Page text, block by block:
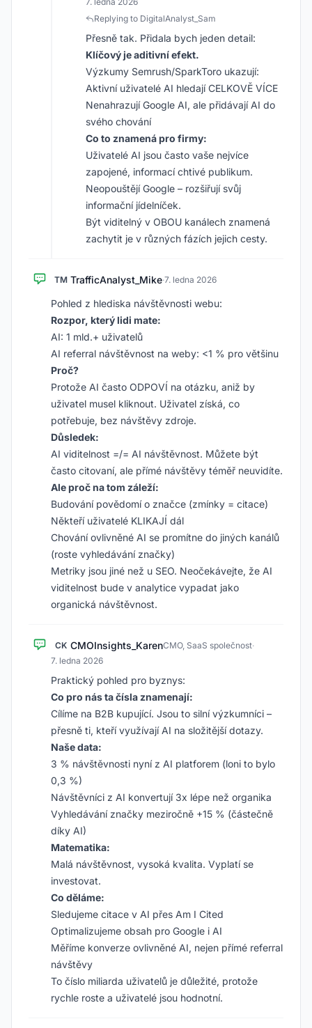
Replying to DigitalAnalyst_Sam
Přesně tak. Přidala bych jeden detail:
Klíčový je aditivní efekt.
Výzkumy Semrush/SparkToro ukazují:
Aktivní uživatelé AI hledají CELKOVĚ VÍCE
Nenahrazují Google AI, ale přidávají AI do
svého chování
Co to znamená pro firmy:
Uživatelé AI jsou často vaše nejvíce
zapojené, informací chtivé publikum.
Neopouštějí Google – rozšiřují svůj
informační jídelníček.
Být viditelný v OBOU kanálech znamená
zachytit je v různých fázích jejich cesty.
TM TrafficAnalyst_Mike·7. ledna 2026
Pohled z hlediska návštěvnosti webu:
Rozpor, který lidi mate:
AI: 1 mld.+ uživatelů
AI referral návštěvnost na weby: <1 % pro většinu
Proč?
Protože AI často ODPOVÍ na otázku, aniž by
uživatel musel kliknout. Uživatel získá, co
potřebuje, bez návštěvy zdroje.
Důsledek:
AI viditelnost =/= AI návštěvnost. Můžete být
často citovaní, ale přímé návštěvy téměř neuvidíte.
Ale proč na tom záleží:
Budování povědomí o značce (zmínky = citace)
Někteří uživatelé KLIKAJÍ dál
Chování ovlivněné AI se promítne do jiných kanálů
(roste vyhledávání značky)
Metriky jsou jiné než u SEO. Neočekávejte, že AI
viditelnost bude v analytice vypadat jako
organická návštěvnost.
CK CMOInsights_KarenCMO, SaaS společnost·
7. ledna 2026
Praktický pohled pro byznys:
Co pro nás ta čísla znamenají:
Cílíme na B2B kupující. Jsou to silní výzkumníci –
přesně ti, kteří využívají AI na složitější dotazy.
Naše data:
3 % návštěvnosti nyní z AI platforem (loni to bylo
0,3 %)
Návštěvníci z AI konvertují 3x lépe než organika
Vyhledávání značky meziročně +15 % (částečně
díky AI)
Matematika:
Malá návštěvnost, vysoká kvalita. Vyplatí se
investovat.
Co děláme:
Sledujeme citace v AI přes Am I Cited
Optimalizujeme obsah pro Google i AI
Měříme konverze ovlivněné AI, nejen přímé referral
návštěvy
To číslo miliarda uživatelů je důležité, protože
rychle roste a uživatelé jsou hodnotní.